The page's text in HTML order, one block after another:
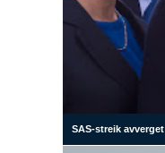
SAS-streik avverget